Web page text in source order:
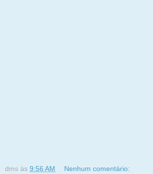
dms às 9:56 AM Nenhum comentário: